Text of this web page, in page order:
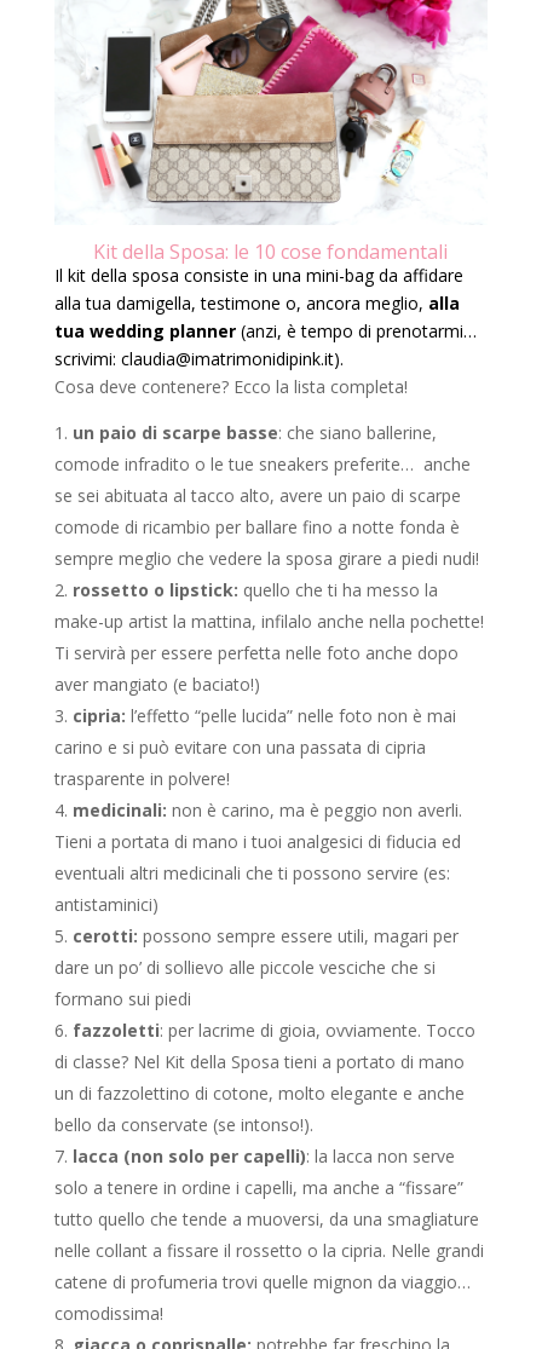
Kit della Sposa: le 10 cose fondamentali
Il kit della sposa consiste in una mini-bag da affidare
alla tua damigella, testimone o, ancora meglio, alla
tua wedding planner(anzi, è tempo di prenotarmi…
scrivimi: claudia@imatrimonidipink.it).
Cosa deve contenere? Ecco la lista completa!
un paio di scarpe basse: che siano ballerine,
comode infradito o le tue sneakers preferite… anche
se sei abituata al tacco alto, avere un paio di scarpe
comode di ricambio per ballare fino a notte fonda è
sempre meglio che vedere la sposa girare a piedi nudi!
rossetto o lipstick: quello che ti ha messo la
make-up artist la mattina, infilalo anche nella pochette!
Ti servirà per essere perfetta nelle foto anche dopo
aver mangiato (e baciato!)
cipria: l’effetto “pelle lucida” nelle foto non è mai
carino e si può evitare con una passata di cipria
trasparente in polvere!
medicinali: non è carino, ma è peggio non averli.
Tieni a portata di mano i tuoi analgesici di fiducia ed
eventuali altri medicinali che ti possono servire (es:
antistaminici)
cerotti: possono sempre essere utili, magari per
dare un po’ di sollievo alle piccole vesciche che si
formano sui piedi
fazzoletti: per lacrime di gioia, ovviamente. Tocco
di classe? Nel Kit della Sposa tieni a portato di mano
un di fazzolettino di cotone, molto elegante e anche
bello da conservate (se intonso!).
lacca (non solo per capelli): la lacca non serve
solo a tenere in ordine i capelli, ma anche a “fissare”
tutto quello che tende a muoversi, da una smagliature
nelle collant a fissare il rossetto o la cipria. Nelle grandi
catene di profumeria trovi quelle mignon da viaggio…
comodissima!